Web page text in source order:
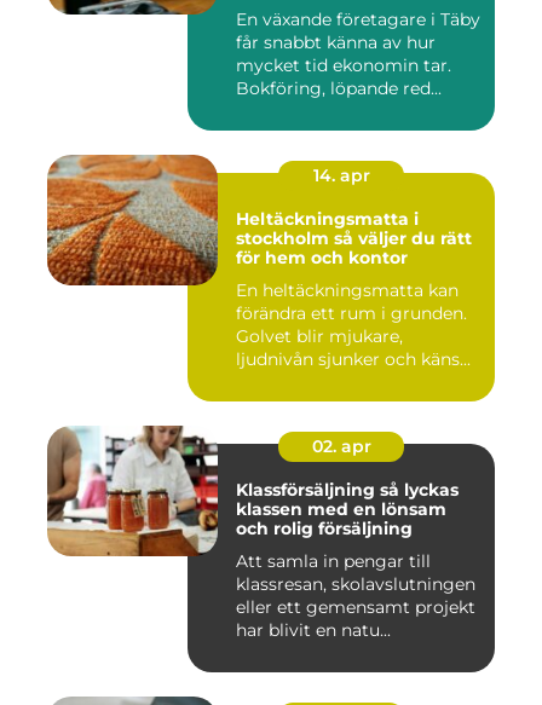
En växande företagare i Täby
får snabbt känna av hur
mycket tid ekonomin tar.
Bokföring, löpande red...
14. apr
Heltäckningsmatta i
stockholm så väljer du rätt
för hem och kontor
En heltäckningsmatta kan
förändra ett rum i grunden.
Golvet blir mjukare,
ljudnivån sjunker och käns...
02. apr
Klassförsäljning så lyckas
klassen med en lönsam
och rolig försäljning
Att samla in pengar till
klassresan, skolavslutningen
eller ett gemensamt projekt
har blivit en natu...